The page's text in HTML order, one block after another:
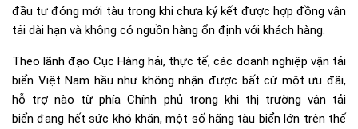
đầu tư đóng mới tàu trong khi chưa ký kết được hợp đồng vận
tải dài hạn và không có nguồn hàng ổn định với khách hàng.
Theo lãnh đạo Cục Hàng hải, thực tế, các doanh nghiệp vận tải
biển Việt Nam hầu như không nhận được bất cứ một ưu đãi,
hỗ trợ nào từ phía Chính phủ trong khi thị trường vận tải
biển đang hết sức khó khăn, một số hãng tàu biển lớn trên thế